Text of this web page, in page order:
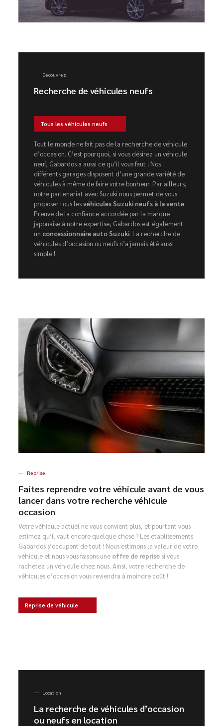
Découvrez
Recherche de véhicules neufs
Tous les véhicules neufs
Tout le monde ne fait pas de la recherche de véhicule
d’occasion. C’est pourquoi, si vous désirez un véhicule
neuf, Gabardos a aussi ce qu’il vous faut ! Nos
différents garages disposent d’une grande variété de
véhicules à même de faire votre bonheur. Par ailleurs,
notre partenariat avec Suzuki nous permet de vous
proposer tous lesvéhicules Suzuki neufs à la vente.
Preuve de la confiance accordée par la marque
japonaise à notre expertise, Gabardos est également
un concessionnaire auto Suzuki. La recherche de
véhicules d’occasion ou neufs n’a jamais été aussi
simple !
Reprise
Faites reprendre votre véhicule avant de vous
lancer dans votre recherche véhicule
occasion
Votre véhicule actuel ne vous convient plus, et pourtant vous
estimez qu’il vaut encore quelque chose ? Les établissements
Gabardos s’occupent de tout ! Nous estimons la valeur de votre
véhicule et nous vous faisons une offre de reprise si vous
rachetez un véhicule chez nous. Ainsi, votre recherche de
véhicules d’occasion vous reviendra à moindre coût !
Reprise de véhicule
Location
La recherche de véhicules d’occasion
ou neufs en location